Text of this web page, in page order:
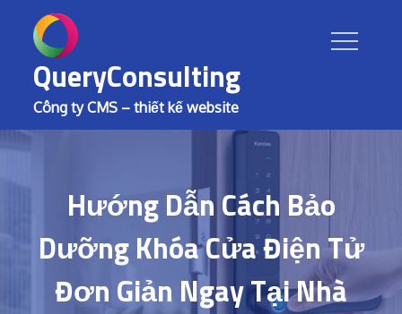
contentQueryConsulting
Công ty CMS – thiết kế website
Hướng Dẫn Cách Bảo
Dưỡng Khóa Cửa Điện Tử
Đơn Giản Ngay Tại Nhà